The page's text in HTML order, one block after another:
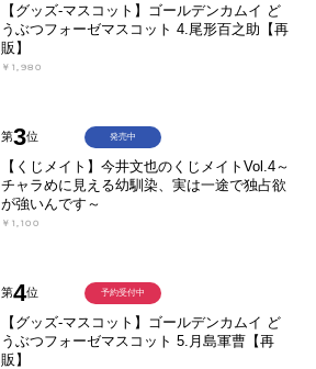
【グッズ-マスコット】ゴールデンカムイ ど
うぶつフォーゼマスコット 4.尾形百之助【再
販】
￥1,980
第3位
【くじメイト】今井文也のくじメイトVol.4～
チャラめに見える幼馴染、実は一途で独占欲
が強いんです～
￥1,100
発売中
第4位
【グッズ-マスコット】ゴールデンカムイ ど
うぶつフォーゼマスコット 5.月島軍曹【再
販】
予約受付中